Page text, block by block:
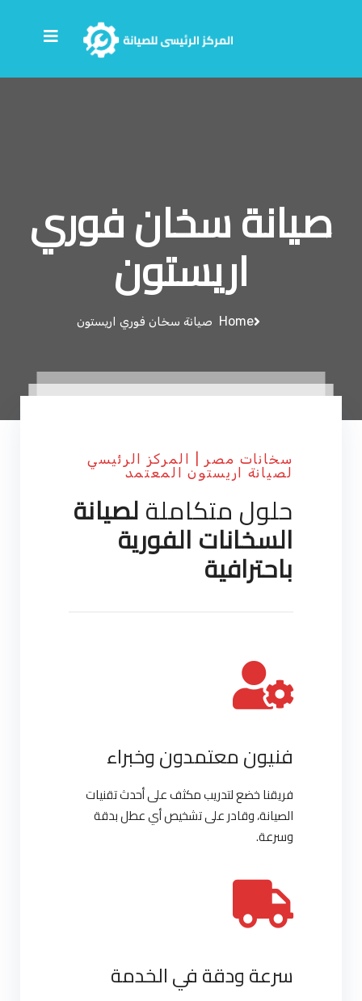
صيانة سخان فوري
اريستون
Home صيانة سخان فوري اريستون
سخانات مصر | المركز الرئيسي
لصيانة اريستون المعتمد
حلول متكاملةلصيانة
السخانات الفورية
باحترافية
فنيون معتمدون وخبراء
فريقنا خضع لتدريب مكثف على أحدث تقنيات
الصيانة، وقادر على تشخيص أي عطل بدقة
وسرعة.
سرعة ودقة في الخدمة